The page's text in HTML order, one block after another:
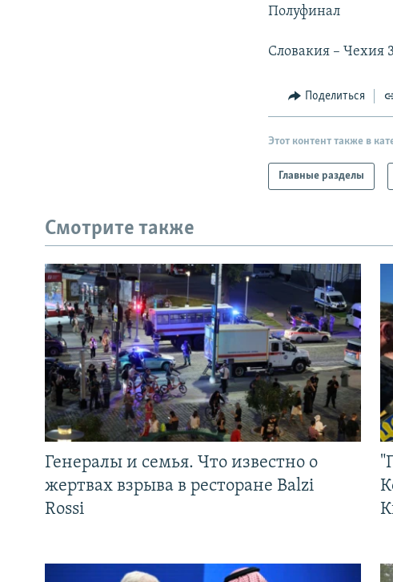
Полуфинал
Словакия – Чехия
Поделиться
Этот контент также в
Главные разделы
Смотрите также
Генералы и семья. Что известно о
жертвах взрыва в ресторане Balzi
Rossi